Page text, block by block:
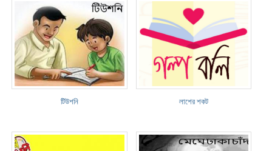
টিউশনি লাশের শকট